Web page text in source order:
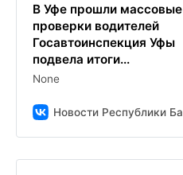
В Уфе прошли массовые
проверки водителей
Госавтоинспекция Уфы
подвела итоги...
None